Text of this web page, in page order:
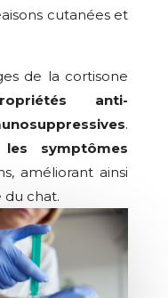
cutanées et
de la cortisone
anti-
.
symptômes
améliorant ainsi
du chat.